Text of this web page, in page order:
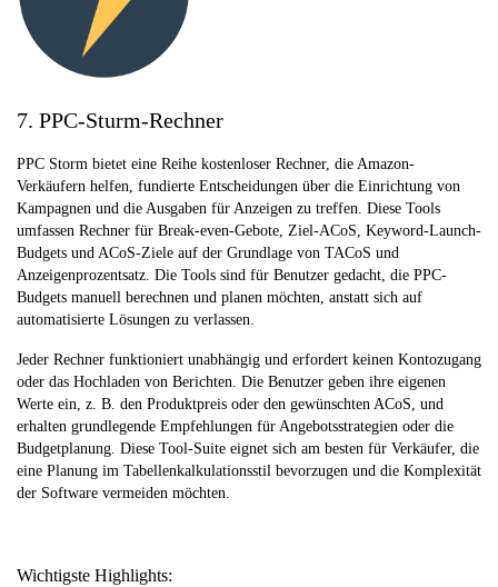
7. PPC-Sturm-Rechner
PPC Storm bietet eine Reihe kostenloser Rechner, die Amazon-
Verkäufern helfen, fundierte Entscheidungen über die Einrichtung von
Kampagnen und die Ausgaben für Anzeigen zu treffen. Diese Tools
umfassen Rechner für Break-even-Gebote, Ziel-ACoS, Keyword-Launch-
Budgets und ACoS-Ziele auf der Grundlage von TACoS und
Anzeigenprozentsatz. Die Tools sind für Benutzer gedacht, die PPC-
Budgets manuell berechnen und planen möchten, anstatt sich auf
automatisierte Lösungen zu verlassen.
Jeder Rechner funktioniert unabhängig und erfordert keinen Kontozugang
oder das Hochladen von Berichten. Die Benutzer geben ihre eigenen
Werte ein, z. B. den Produktpreis oder den gewünschten ACoS, und
erhalten grundlegende Empfehlungen für Angebotsstrategien oder die
Budgetplanung. Diese Tool-Suite eignet sich am besten für Verkäufer, die
eine Planung im Tabellenkalkulationsstil bevorzugen und die Komplexität
der Software vermeiden möchten.
Wichtigste Highlights: